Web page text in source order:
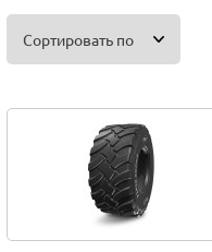
Сортировать по